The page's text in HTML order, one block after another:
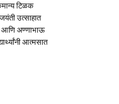
टिळक
उत्साहात
आणि अण्णाभाऊ
आत्मसात